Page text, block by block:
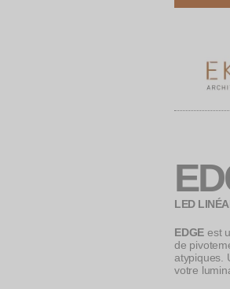
LED
EDGE est
de
atypiques.
votre